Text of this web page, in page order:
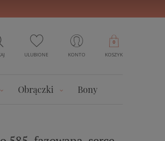
ULUBIONE KONTO KOSZYK
0
Obrączki Bony